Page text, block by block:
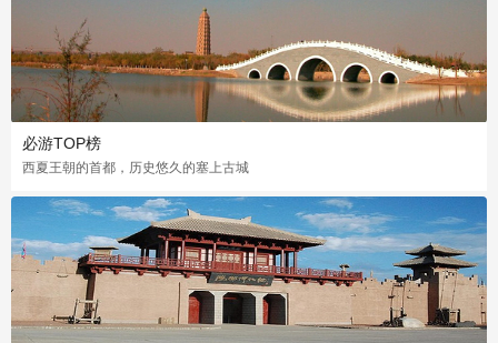
必游TOP榜
西夏王朝的首都，历史悠久的塞上古城